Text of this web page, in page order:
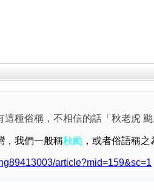
種俗稱，不相信的話「秋老虎 颱
，我們一般稱秋颱 ，或者俗語稱之
article?mid=159&sc=1